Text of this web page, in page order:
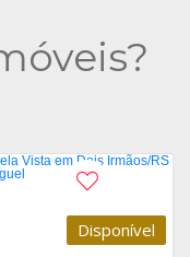
Disponível